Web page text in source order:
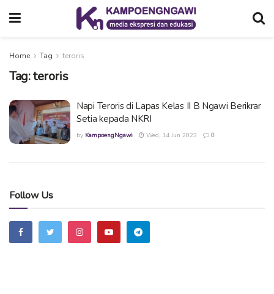
Home Tag teroris
Tag:teroris
Napi Teroris di Lapas Kelas II B Ngawi Berikrar
Setia kepada NKRI
by KampoengNgawi Wed, 14 Jun 2023 0
Follow Us